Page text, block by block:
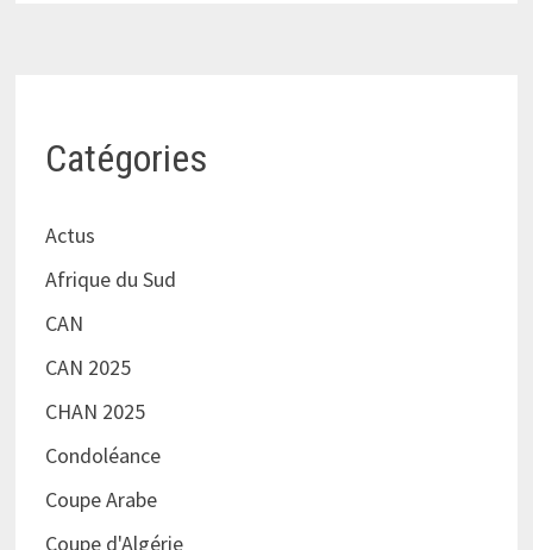
Catégories
Actus
Afrique du Sud
CAN
CAN 2025
CHAN 2025
Condoléance
Coupe Arabe
Coupe d'Algérie